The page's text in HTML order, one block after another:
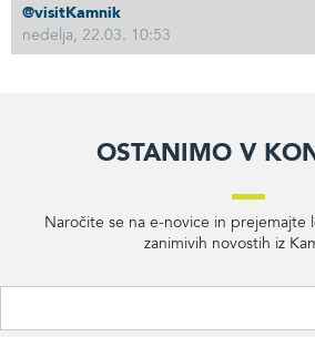
@visitKamnik
nedelja, 22.03. 10:53
Ostanimo v
Naročite se na e-novice in prejemajte
zanimivih novostih iz